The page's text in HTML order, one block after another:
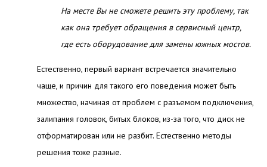
На месте Вы не сможете решить эту проблему, так
как она требует обращения в сервисный центр,
где есть оборудование для замены южных мостов.
Естественно, первый вариант встречается значительно
чаще, и причин для такого его поведения может быть
множество, начиная от проблем с разъемом подключения,
залипания головок, битых блоков, из-за того, что диск не
отформатирован или не разбит. Естественнометоды
решения тоже разные.